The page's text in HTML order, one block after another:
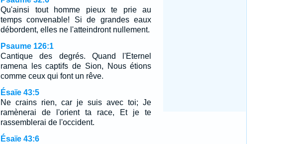
Qu'ainsi tout homme pieux te prie au
temps convenable! Si de grandes eaux
débordent, elles ne l'atteindront nullement.
Psaume 126:1
Cantique des degrés. Quand l'Eternel
ramena les captifs de Sion, Nous étions
comme ceux qui font un rêve.
Ésaïe 43:5
Ne crains rien, car je suis avec toi; Je
ramènerai de l'orient ta race, Et je te
rassemblerai de l'occident.
Ésaïe 43:6